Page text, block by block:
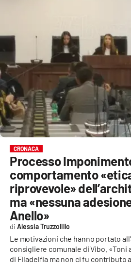
ECONOMIA E LAVORO
SPORT
Streaming
LAC TV
LAC NETWORK
LAC ONAIR
LaC
Network
LACTV.IT
CRONACA
Processo
comportamento
riprovevole»
ma «nessuna
Anello»
Le motivazioni che hanno portato
consigliere comunale di Vibo. «Toni
di Filadelfia ma non ci fu contributo
Alessia Truzzolillo